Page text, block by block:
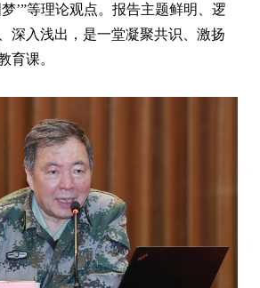
’”等理论观点。报告主题鲜明、逻
深入浅出，是一堂凝聚共识、激扬
育课。